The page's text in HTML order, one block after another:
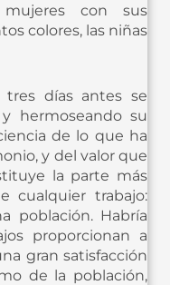
con sus
colores, las niñas
días antes se
hermoseando su
de lo que ha
y del valor que
la parte más
cualquier trabajo:
población. Habría
proporcionan a
gran satisfacción
de la población,